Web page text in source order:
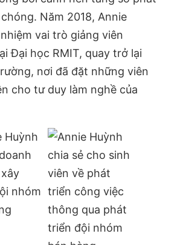
Năm 2018, Annie
vai trò giảng viên
Đại học RMIT, quay trở lại
nơi đã đặt những viên
cho tư duy làm nghề của